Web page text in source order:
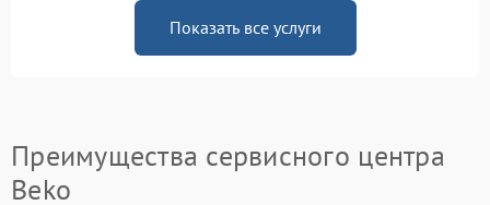
Показать все услуги
Преимущества сервисного центра
Beko